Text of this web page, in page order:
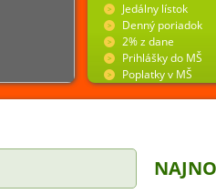
Jedálny lístok
Denný poriadok
2% z dane
Prihlášky do MŠ
Poplatky v MŠ